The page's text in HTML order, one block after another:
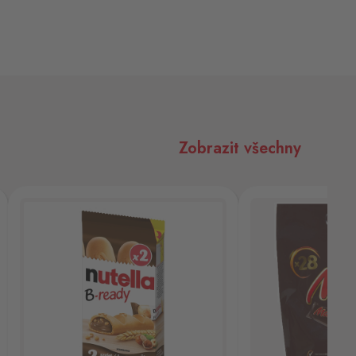
Zobrazit všechny